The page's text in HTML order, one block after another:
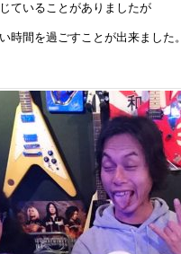
ていることがありましたが
時間を過ごすことが出来ました。